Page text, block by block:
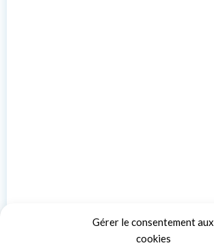
Gérer le consentement aux
cookies